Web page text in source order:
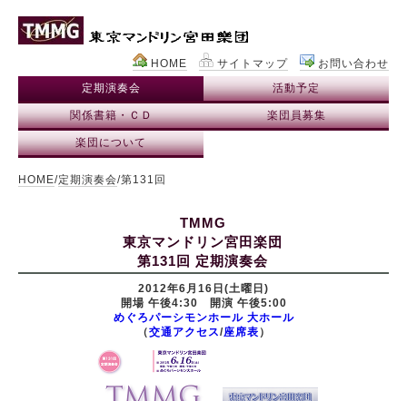
お問い合わせ
サイトマップ
HOME
定期演奏会
活動予定
関係書籍・ＣＤ 楽団員募集
楽団について
HOME/定期演奏会/第131回
TMMG
東京マンドリン宮田楽団
第131回 定期演奏会
2012年6月16日(土曜日)
開場 午後4:30 開演 午後5:00
めぐろパーシモンホール 大ホール
（交通アクセス/座席表 ）